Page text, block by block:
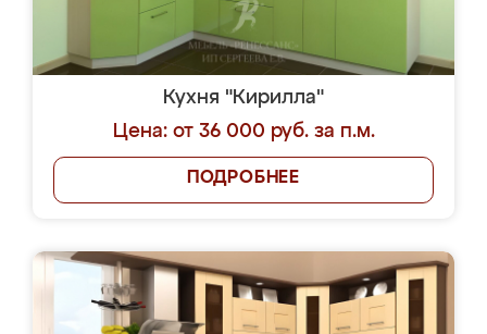
Кухня "Кирилла"
Цена: от 36 000 руб. за п.м.
ПОДРОБНЕЕ